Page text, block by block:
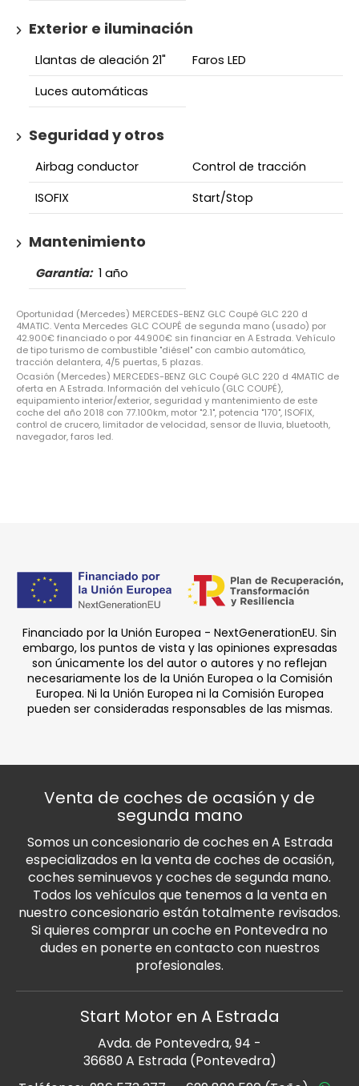
Exterior e iluminación
Llantas de aleación 21"
Faros LED
Luces automáticas
Seguridad y otros
Airbag conductor
Control de tracción
ISOFIX
Start/Stop
Mantenimiento
Garantia: 1 año
Oportunidad (Mercedes) MERCEDES-BENZ GLC Coupé GLC 220 d
4MATIC. Venta Mercedes GLC COUPÉ de segunda mano (usado) por
42.900€ financiado o por 44.900€ sin financiar en A Estrada. Vehículo
de tipo turismo de combustible "diésel" con cambio automático,
tracción delantera, 4/5 puertas, 5 plazas.
Ocasión (Mercedes) MERCEDES-BENZ GLC Coupé GLC 220 d 4MATIC de
oferta en A Estrada. Información del vehículo (GLC COUPÉ),
equipamiento interior/exterior, seguridad y mantenimiento de este
coche del año 2018 con 77.100km, motor "2.1", potencia "170", ISOFIX,
control de crucero, limitador de velocidad, sensor de lluvia, bluetooth,
navegador, faros led.
Financiado por la Unión Europea - NextGenerationEU. Sin
embargo, los puntos de vista y las opiniones expresadas
son únicamente los del autor o autores y no reflejan
necesariamente los de la Unión Europea o la Comisión
Europea. Ni la Unión Europea ni la Comisión Europea
pueden ser consideradas responsables de las mismas.
Venta de coches de ocasión y de
segunda mano
Somos un concesionario de coches en A Estrada
especializados en la venta de coches de ocasión,
coches seminuevos y coches de segunda mano.
Todos los vehículos que tenemos a la venta en
nuestro concesionario están totalmente revisados.
Si quieres comprar un coche en Pontevedra no
dudes en ponerte en contacto con nuestros
profesionales.
Start Motor en A Estrada
Avda. de Pontevedra, 94 -
36680 A Estrada (Pontevedra)